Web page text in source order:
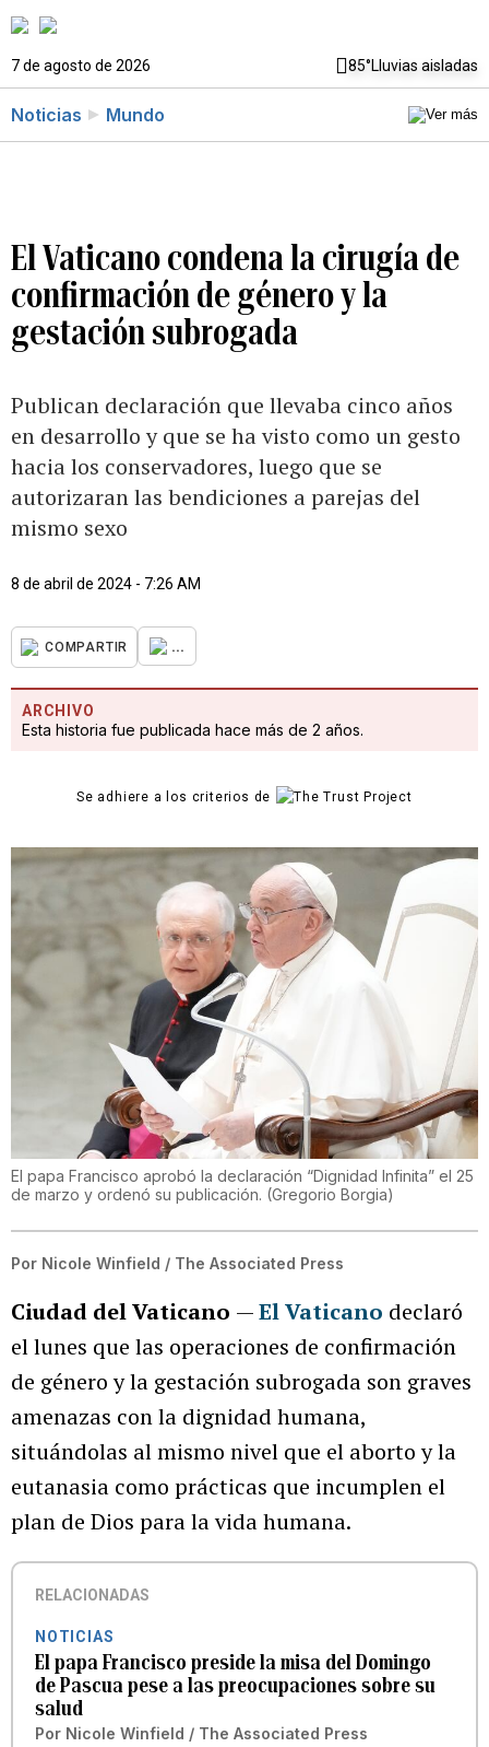
7 de agosto de 2026 85°Lluvias aisladas
Noticias Mundo
El Vaticano condena la cirugía de
confirmación de género y la
gestación subrogada
Publican declaración que llevaba cinco años
en desarrollo y que se ha visto como un gesto
hacia los conservadores, luego que se
autorizaran las bendiciones a parejas del
mismo sexo
8 de abril de 2024 - 7:26 AM
COMPARTIR ...
ARCHIVO
Esta historia fue publicada hace más de 2 años.
Se adhiere a los criterios de
El papa Francisco aprobó la declaración “Dignidad Infinita” el 25
de marzo y ordenó su publicación. (Gregorio Borgia)
Por Nicole Winfield / The Associated Press
Ciudad del Vaticano —El Vaticano declaró
el lunes que las operaciones de confirmación
de género y la gestación subrogada son graves
amenazas con la dignidad humana,
situándolas al mismo nivel que el aborto y la
eutanasia como prácticas que incumplen el
plan de Dios para la vida humana.
RELACIONADAS
NOTICIAS
El papa Francisco preside la misa del Domingo
de Pascua pese a las preocupaciones sobre su
salud
Por Nicole Winfield / The Associated Press